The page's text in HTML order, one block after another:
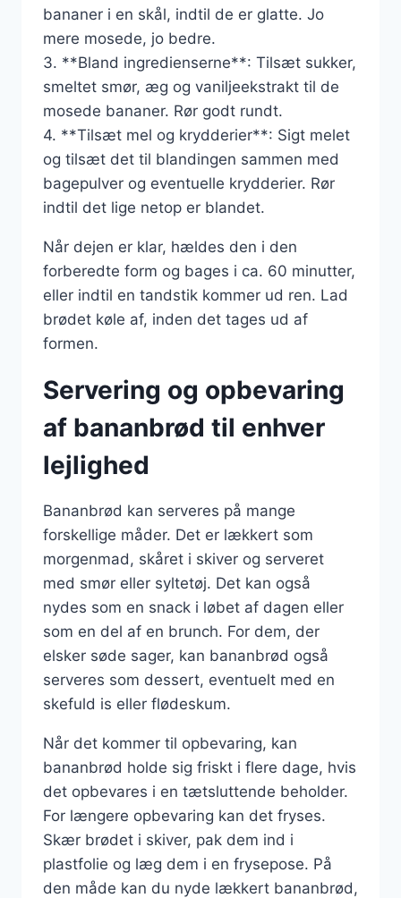
bananer i en skål, indtil de er glatte. Jo
mere mosede, jo bedre.
3. **Bland ingredienserne**: Tilsæt sukker,
smeltet smør, æg og vaniljeekstrakt til de
mosede bananer. Rør godt rundt.
4. **Tilsæt mel og krydderier**: Sigt melet
og tilsæt det til blandingen sammen med
bagepulver og eventuelle krydderier. Rør
indtil det lige netop er blandet.
Når dejen er klar, hældes den i den
forberedte form og bages i ca. 60 minutter,
eller indtil en tandstik kommer ud ren. Lad
brødet køle af, inden det tages ud af
formen.
Servering og opbevaring
af bananbrød til enhver
lejlighed
Bananbrød kan serveres på mange
forskellige måder. Det er lækkert som
morgenmad, skåret i skiver og serveret
med smør eller syltetøj. Det kan også
nydes som en snack i løbet af dagen eller
som en del af en brunch. For dem, der
elsker søde sager, kan bananbrød også
serveres som dessert, eventuelt med en
skefuld is eller flødeskum.
Når det kommer til opbevaring, kan
bananbrød holde sig friskt i flere dage, hvis
det opbevares i en tætsluttende beholder.
For længere opbevaring kan det fryses.
Skær brødet i skiver, pak dem ind i
plastfolie og læg dem i en frysepose. På
den måde kan du nyde lækkert bananbrød,